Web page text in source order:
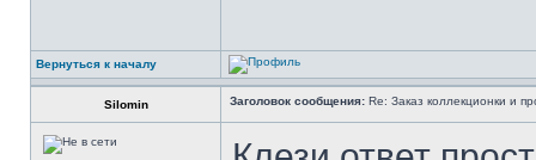
Вернуться к началу
Silomin Заголовок сообщения: Re: Заказ коллекционки и